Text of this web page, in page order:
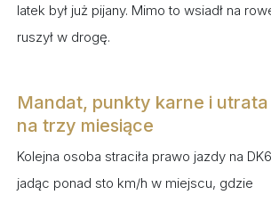
latek był już pijany. Mimo to wsiadł na
ruszył w drogę.
Mandat, punkty karne i
na trzy miesiące
Kolejna osoba straciła prawo jazdy na
jadąc ponad sto km/h w miejscu, gdzie